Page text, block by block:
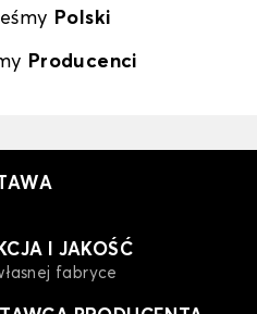
Polski
Producenci
I JAKOŚĆ
fabryce